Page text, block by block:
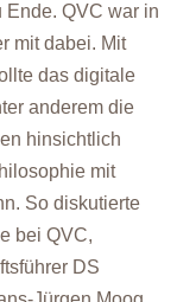
Ende. QVC war in
mit dabei. Mit
das digitale
anderem die
hinsichtlich
mit
So diskutierte
bei QVC,
DS